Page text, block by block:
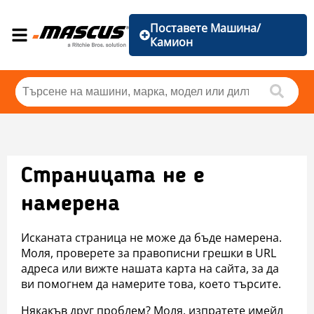
Поставете Машина/
Камион
Страницата не е
намерена
Исканата страница не може да бъде намерена.
Моля, проверете за правописни грешки в URL
адреса или вижте нашата карта на сайта, за да
ви помогнем да намерите това, което търсите.
Някакъв друг проблем? Моля, изпратете имейл